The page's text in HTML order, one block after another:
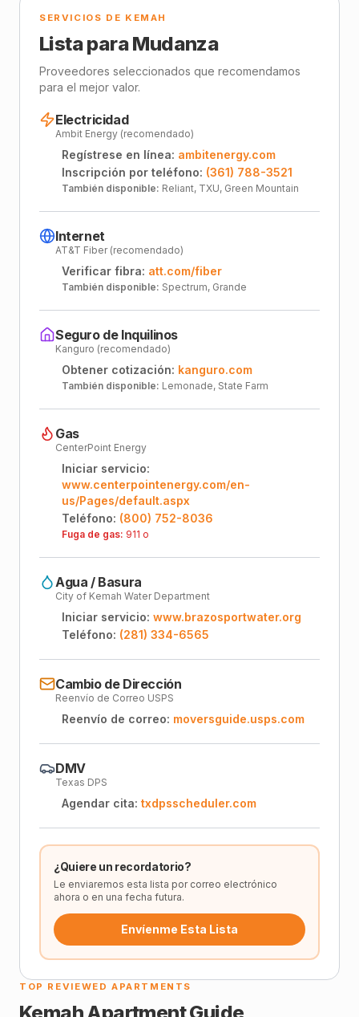
SERVICIOS DE KEMAH
Lista para Mudanza
Proveedores seleccionados que recomendamos
para el mejor valor.
Electricidad
Ambit Energy (recomendado)
Regístrese en línea: ambitenergy.com
Inscripción por teléfono: (361) 788-3521
También disponible: Reliant, TXU, Green Mountain
Internet
AT&T Fiber (recomendado)
Verificar fibra: att.com/fiber
También disponible: Spectrum, Grande
Seguro de Inquilinos
Kanguro (recomendado)
Obtener cotización: kanguro.com
También disponible: Lemonade, State Farm
Gas
CenterPoint Energy
Iniciar servicio:
www.centerpointenergy.com/en-
us/Pages/default.aspx
Teléfono: (800) 752-8036
Fuga de gas: 911 o
Agua / Basura
City of Kemah Water Department
Iniciar servicio: www.brazosportwater.org
Teléfono: (281) 334-6565
Cambio de Dirección
Reenvío de Correo USPS
Reenvío de correo: moversguide.usps.com
DMV
Texas DPS
Agendar cita: txdpsscheduler.com
¿Quiere un recordatorio?
Le enviaremos esta lista por correo electrónico
ahora o en una fecha futura.
Envíenme Esta Lista
TOP REVIEWED APARTMENTS